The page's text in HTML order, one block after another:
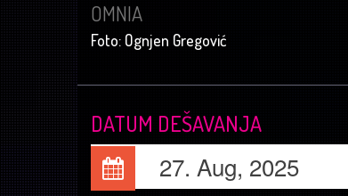
OMNIA
Foto: Ognjen Gregović
DATUM DEŠAVANJA
27. Aug, 2025